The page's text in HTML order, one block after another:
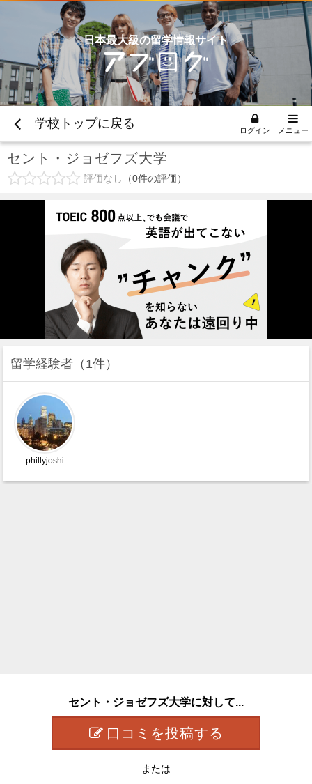
日本最大級の留学情報サイト
学校トップに戻る ログイン メニュー
セント・ジョゼフズ大学
評価なし 0件の評価
留学経験者 1件
phillyjoshi
セント・ジョゼフズ大学に対して...
口コミを投稿する
または